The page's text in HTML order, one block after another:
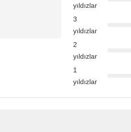
yıldızlar
3
yıldızlar
2
yıldızlar
1
yıldızlar